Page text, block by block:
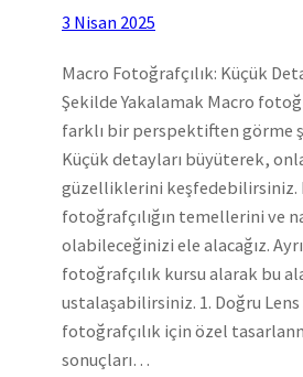
3 Nisan 2025
Macro Fotoğrafçılık: Küçük
Şekilde Yakalamak Macro
farklı bir perspektiften görme
Küçük detayları büyüterek,
güzelliklerini keşfedebilirsiniz.
fotoğrafçılığın temellerini ve
olabileceğinizi ele alacağız.
fotoğrafçılık kursu alarak bu
ustalaşabilirsiniz. 1. Doğru Lens
fotoğrafçılık için özel
sonuçları…